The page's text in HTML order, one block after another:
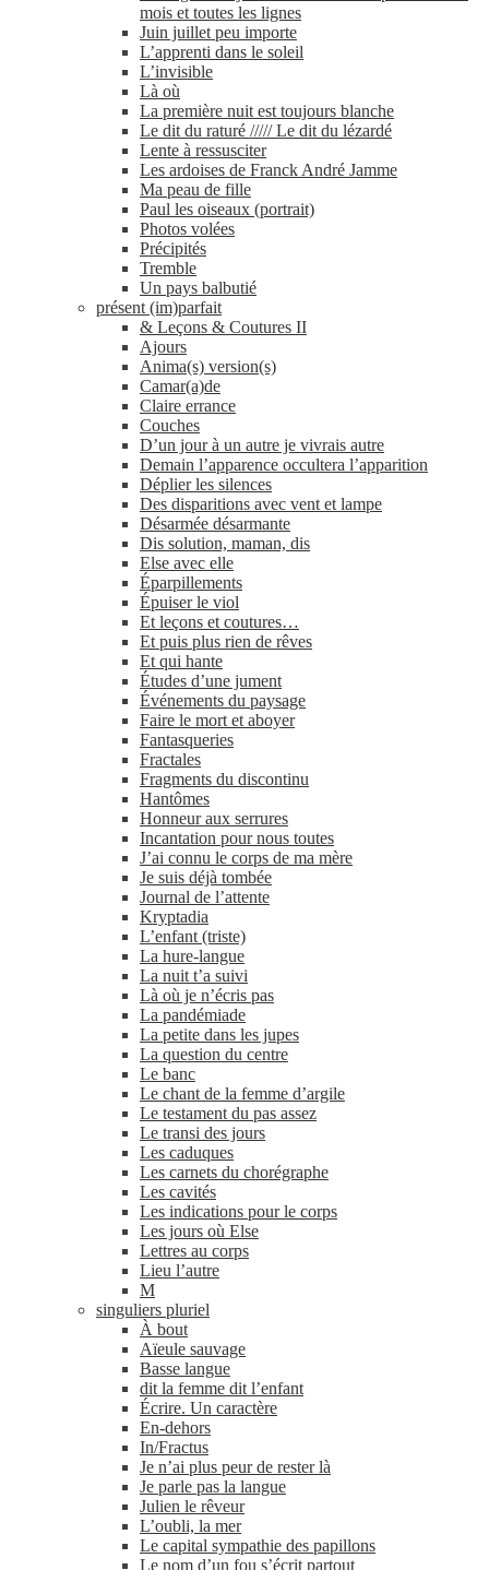
mois et toutes les lignes
Juin juillet peu importe
L’apprenti dans le soleil
L’invisible
Là où
La première nuit est toujours blanche
Le dit du raturé ///// Le dit du lézardé
Lente à ressusciter
Les ardoises de Franck André Jamme
Ma peau de fille
Paul les oiseaux (portrait)
Photos volées
Précipités
Tremble
Un pays balbutié
présent (im)parfait
& Leçons & Coutures II
Ajours
Anima(s) version(s)
Camar(a)de
Claire errance
Couches
D’un jour à un autre je vivrais autre
Demain l’apparence occultera l’apparition
Déplier les silences
Des disparitions avec vent et lampe
Désarmée désarmante
Dis solution, maman, dis
Else avec elle
Éparpillements
Épuiser le viol
Et leçons et coutures…
Et puis plus rien de rêves
Et qui hante
Études d’une jument
Événements du paysage
Faire le mort et aboyer
Fantasqueries
Fractales
Fragments du discontinu
Hantômes
Honneur aux serrures
Incantation pour nous toutes
J’ai connu le corps de ma mère
Je suis déjà tombée
Journal de l’attente
Kryptadia
L’enfant (triste)
La hure-​langue
La nuit t’a suivi
Là où je n’écris pas
La pandémiade
La petite dans les jupes
La question du centre
Le banc
Le chant de la femme d’argile
Le testament du pas assez
Le transi des jours
Les caduques
Les carnets du chorégraphe
Les cavités
Les indications pour le corps
Les jours où Else
Lettres au corps
Lieu l’autre
M
singuliers pluriel
À bout
Aïeule sauvage
Basse langue
dit la femme dit l’enfant
Écrire. Un caractère
En-​dehors
In/​Fractus
Je n’ai plus peur de rester là
Je parle pas la langue
Julien le rêveur
L’oubli, la mer
Le capital sympathie des papillons
Le nom d’un fou s’écrit partout